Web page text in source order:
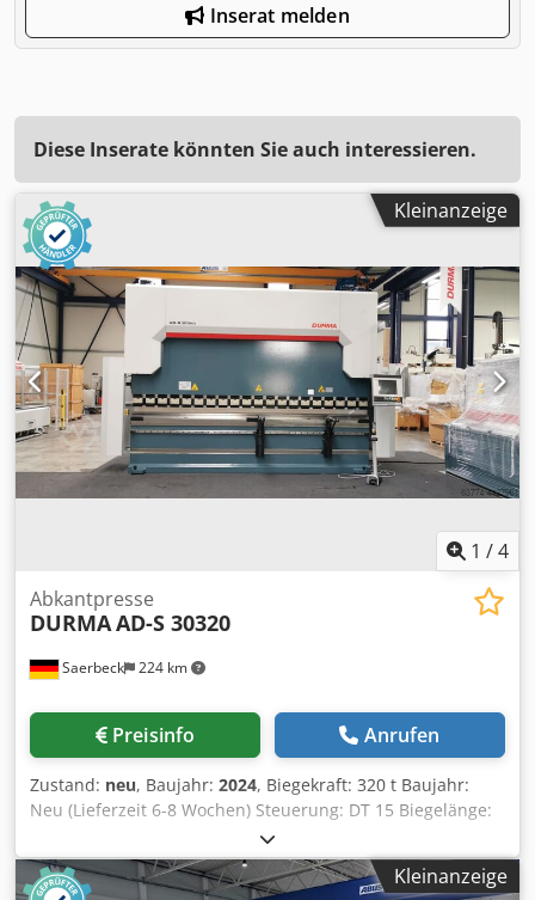
Inserat melden
Diese Inserate könnten Sie auch interessieren.
Kleinanzeige
1 /4
Saerbeck 224 km
Abkantpresse
DURMAAD-S 30320
Preisinfo Anrufen
Zustand: neu, Baujahr: 2024, Biegekraft: 320 t Baujahr:
Neu (Lieferzeit 6-8 Wochen) Steuerung: DT 15 Biegelänge:
3050 mm Abstand zwischen den Säulen: 2600 mm Y
Schnell Geschwindigkeit: 160 mm / s Y
Arbeitsgeschwindigkeit: 10 mm / s Y
Kleinanzeige